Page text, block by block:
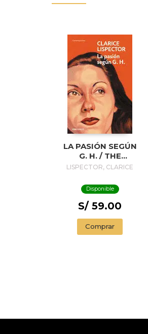
LA PASIÓN SEGÚN
G. H. / THE
PASSION
H.
LISPECTOR, CLARICE
Disponible
S/ 59.00
Comprar